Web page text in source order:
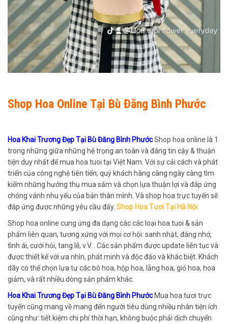
Shop Hoa Online Tại Bù Đăng Bình Phước
Hoa Khai Trương Đẹp Tại Bù Đăng Bình PhướcShop hoa online là 1
trong những giữa những hệ trọng an toàn và đáng tin cậy & thuận
tiện duy nhất để mua hoa tuoi tại Việt Nam. Với sự cải cách và phát
triển của công nghệ tiên tiến, quý khách hàng càng ngày càng tìm
kiếm những hưởng thụ mua sắm và chọn lựa thuận lợi và đáp ứng
chóng vánh nhu yếu của bản thân mình. Và shop hoa trực tuyến sẽ
đáp ứng được những yêu cầu đấy. Shop Hoa Tươi Tại Hà Nội
Shop hoa online cung ứng đa dạng các các loại hoa tuoi & sản
phẩm liên quan, tương xứng với mọi cơ hội: sanh nhật, đáng nhớ,
tình ái, cưới hỏi, tang lễ, v.V… Các sản phẩm được update liên tục và
được thiết kế với ưa nhìn, phát minh và độc đáo và khác biệt. Khách
dãy có thể chọn lựa tự các bó hoa, hộp hoa, lẵng hoa, giỏ hoa, hoa
giảm, và rất nhiều dòng sản phẩm khác.
Hoa Khai Trương Đẹp Tại Bù Đăng Bình Phước Mua hoa tươi trực
tuyến cũng mang về mang đến người tiêu dùng nhiều nhân tiện ích
cũng như: tiết kiệm chi phí thời hạn, không buộc phải dịch chuyển